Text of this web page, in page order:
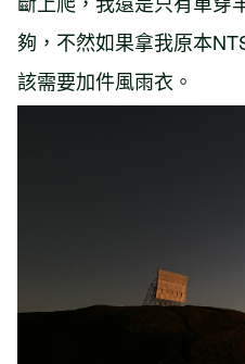
夠，不然如果拿我原本
該需要加件風雨衣。